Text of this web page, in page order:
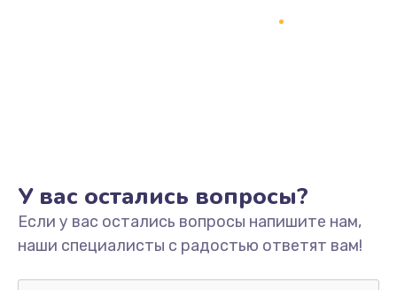
Замена процессора
1800 руб.
У вас остались вопросы?
Если у вас остались вопросы напишите нам,
наши специалисты с радостью ответят вам!